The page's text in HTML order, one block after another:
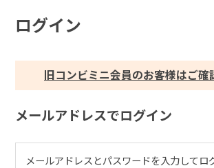
ログイン
旧コンビミニ会員のお客様はご確
メールアドレスでログイン
メールアドレスとパスワードを入力してロ